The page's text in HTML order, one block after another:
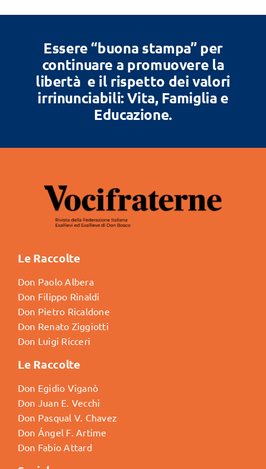
Essere “buona stampa” per
continuare a promuovere la
libertà e il rispetto dei valori
irrinunciabili: Vita, Famiglia e
Educazione.
Le Raccolte
Don Paolo Albera
Don Filippo Rinaldi
Don Pietro Ricaldone
Don Renato Ziggiotti
Don Luigi Ricceri
Le Raccolte
Don Egidio Viganò
Don Juan E. Vecchi
Don Pasqual V. Chavez
Don Ángel F. Artime
Don Fabio Attard